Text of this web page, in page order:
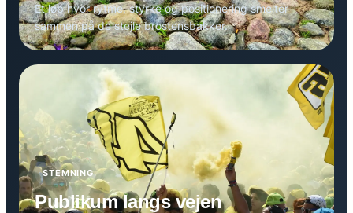
Et løb hvor rytme, styrke og positionering smelter
sammen på de stejle brostensbakker.
STEMNING
Publikum langs vejen